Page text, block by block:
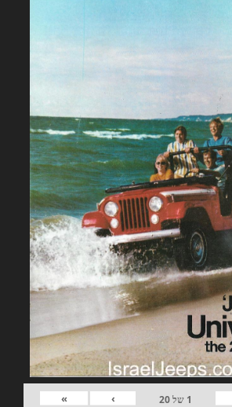
1 של20
›
»